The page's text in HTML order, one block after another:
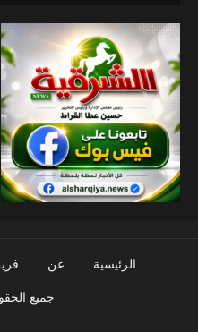
الرئيسية عن
جميع